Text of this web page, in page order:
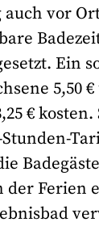
auch vor
Ein
5,50
€
der Ferien